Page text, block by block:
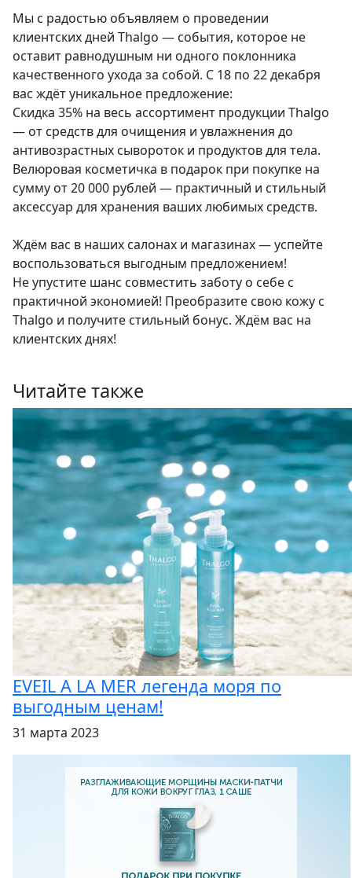
Мы с радостью объявляем о проведении
клиентских дней Thalgo — события, которое не
оставит равнодушным ни одного поклонника
качественного ухода за собой. С 18 по 22 декабря
вас ждёт уникальное предложение:
Скидка 35% на весь ассортимент продукции Thalgo
— от средств для очищения и увлажнения до
антивозрастных сывороток и продуктов для тела.
Велюровая косметичка в подарок при покупке на
сумму от 20 000 рублей — практичный и стильный
аксессуар для хранения ваших любимых средств.
Ждём вас в наших салонах и магазинах — успейте
воспользоваться выгодным предложением!
Не упустите шанс совместить заботу о себе с
практичной экономией! Преобразите свою кожу с
Thalgo и получите стильный бонус. Ждём вас на
клиентских днях!
Читайте также
EVEIL A LA MER легенда моря по
выгодным ценам!
31 марта 2023